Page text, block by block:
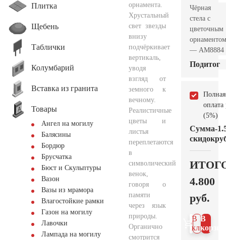
Плитка
Щебень
Таблички
Колумбарий
Вставка из гранита
Товары
Ангел на могилу
Балясины
Бордюр
Брусчатка
Бюст и Скульптуры
Вазон
Вазы из мрамора
Влагостойкие рамки
Газон на могилу
Лавочки
Лампада на могилу
орнамента.
Хрустальный
свет звезды
внизу
подчёркивает
вертикаль,
уводя
взгляд от
земного к
вечному.
Реалистичные
цветы и
листья
переплетаются
в
символический
венок,
говоря о
памяти
через язык
природы.
Органично
смотрится
Чёрная
стела с
цветочным
орнаментом
— AM8884
Подитог
Полная
оплата
(5%)
Сумма
скидок
-
4.800
руб.
В
В 1
клик